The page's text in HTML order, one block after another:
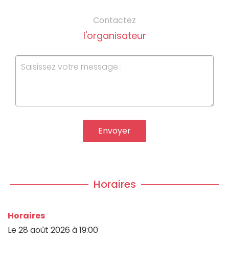
Contactez
l'organisateur
Envoyer
Horaires
Horaires
Le28 août 2026 à 19:00